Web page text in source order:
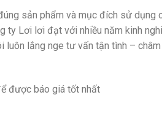
sản phẩm và mục đích sử
ty Lơi lơi đạt với nhiều năm kinh
luôn lắng nge tư vấn tận tình –
được báo giá tốt nhất